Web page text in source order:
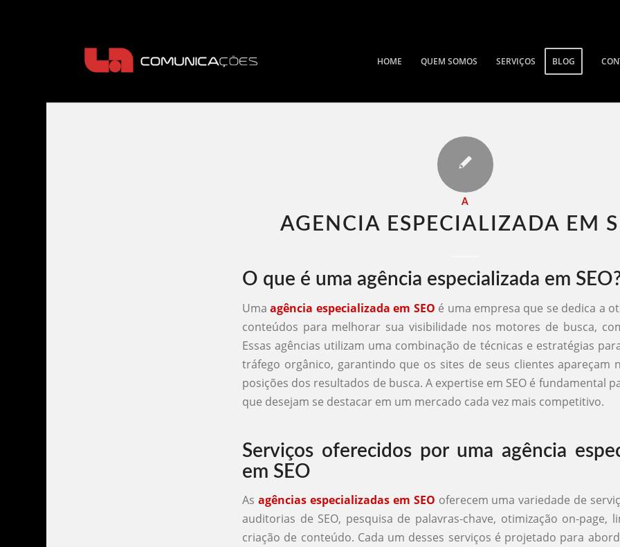
HOME QUEM SOMOS SERVIÇOS BLOG
A
AGENCIA ESPECIALIZADA EM
O que é uma agência especializada em
Umaagência especializada em SEO é uma empresa que se dedica a
conteúdos para melhorar sua visibilidade nos motores de busca,
Essas agências utilizam uma combinação de técnicas e estratégias
tráfego orgânico, garantindo que os sites de seus clientes apareçam
posições dos resultados de busca. A expertise em SEO é fundamental
que desejam se destacar em um mercado cada vez mais competitivo.
Serviços oferecidos por uma agência
em SEO
As agências especializadas em SEO oferecem uma variedade de
auditorias de SEO, pesquisa de palavras-chave, otimização on-page,
criação de conteúdo. Cada um desses serviços é projetado para